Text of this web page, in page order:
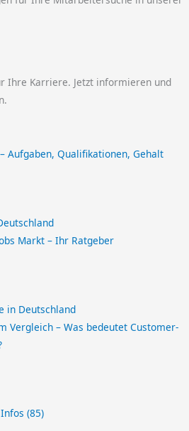
Ihre Karriere. Jetzt informieren und
Aufgaben, Qualifikationen, Gehalt
Markt – Ihr Ratgeber
Vergleich – Was bedeutet Customer-
Infos(85)